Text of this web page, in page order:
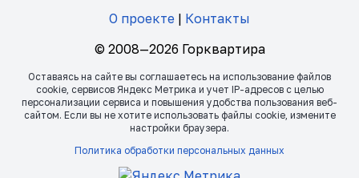
О проекте | Контакты
© 2008—2026 Горквартира
Оставаясь на сайте вы соглашаетесь на использование файлов
сookie, сервисов Яндекс Метрика и учет IP-адресов с целью
персонализации сервиса и повышения удобства пользования веб-
сайтом. Если вы не хотите использовать файлы сookie, измените
настройки браузера.
Политика обработки персональных данных